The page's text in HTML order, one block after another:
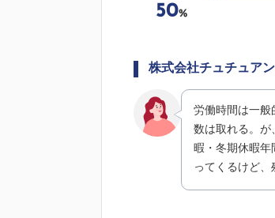
50%
株式会社チュチュア
労働時間は一般
数は取れる。が
暇・冬期休暇年
ってくるけど、